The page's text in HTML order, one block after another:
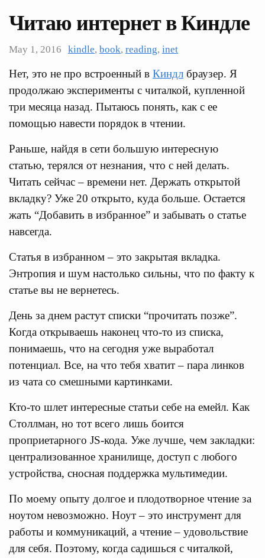
Читаю интернет в Киндле
May 1, 2016 kindle, book, reading, inet
Нет, это не про встроенный в Киндл браузер. Я
продолжаю эксперименты с читалкой, купленной
три месяца назад. Пытаюсь понять, как с ее
помощью навести порядок в чтении.
Раньше, найдя в сети большую интересную
статью, терялся от незнания, что с ней делать.
Читать сейчас – времени нет. Держать открытой
вкладку? Уже 20 открыто, куда больше. Остается
жать “Добавить в избранное” и забывать о статье
навсегда.
Статья в избранном – это закрытая вкладка.
Энтропия и шум настолько сильны, что по факту к
статье вы не вернетесь.
День за днем растут списки “прочитать позже”.
Когда открываешь наконец что-то из списка,
понимаешь, что на сегодня уже выработал
потенциал. Все, на что тебя хватит – пара линков
из чата со смешными картинками.
Кто-то шлет интересные статьи себе на емейл. Как
Столлман, но тот всего лишь боится
проприетарного JS-кода. Уже лучше, чем закладки:
централизованное хранилище, доступ с любого
устройства, сносная поддержка мультимедии.
По моему опыту долгое и плодотворное чтение за
ноутом невозможно. Ноут – это инструмент для
работы и коммуникаций, а чтение – удовольствие
для себя. Поэтому, когда садишься с читалкой,